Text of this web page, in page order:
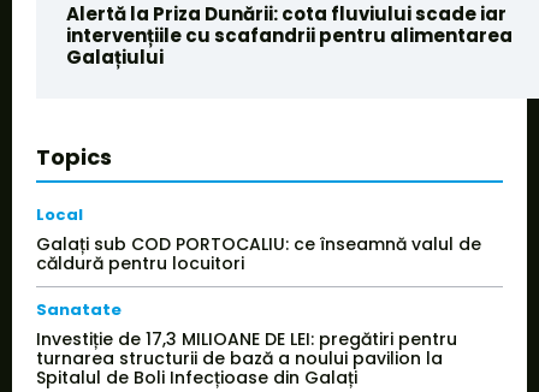
Alertă la Priza Dunării: cota fluviului scade iar
intervențiile cu scafandrii pentru alimentarea
Galațiului
Topics
Local
Galați sub COD PORTOCALIU: ce înseamnă valul de
căldură pentru locuitori
Sanatate
Investiție de 17,3 MILIOANE DE LEI: pregătiri pentru
turnarea structurii de bază a noului pavilion la
Spitalul de Boli Infecțioase din Galați